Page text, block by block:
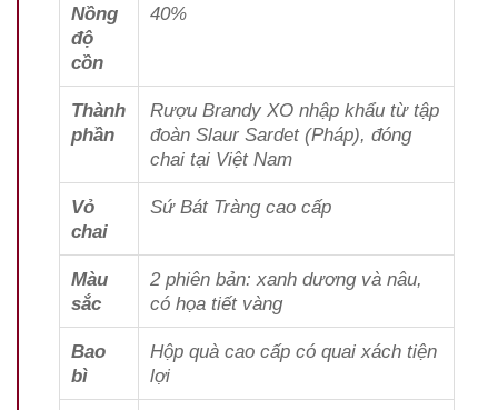
Nồng
độ
cồn
40%
Thành
phần
Rượu Brandy XO nhập khẩu từ tập
đoàn Slaur Sardet (Pháp), đóng
chai tại Việt Nam
Vỏ
chai
Sứ Bát Tràng cao cấp
Màu
sắc
2 phiên bản: xanh dương và nâu,
có họa tiết vàng
Bao
bì
Hộp quà cao cấp có quai xách tiện
lợi